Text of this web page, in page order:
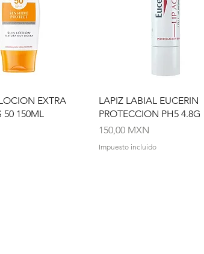
rápidaEXTRA
50 150ML
Vista rápida
LAPIZ LABIAL EUCERIN
PROTECCION PH5 4.8G
Precio
150,00 MXN
Impuesto incluido